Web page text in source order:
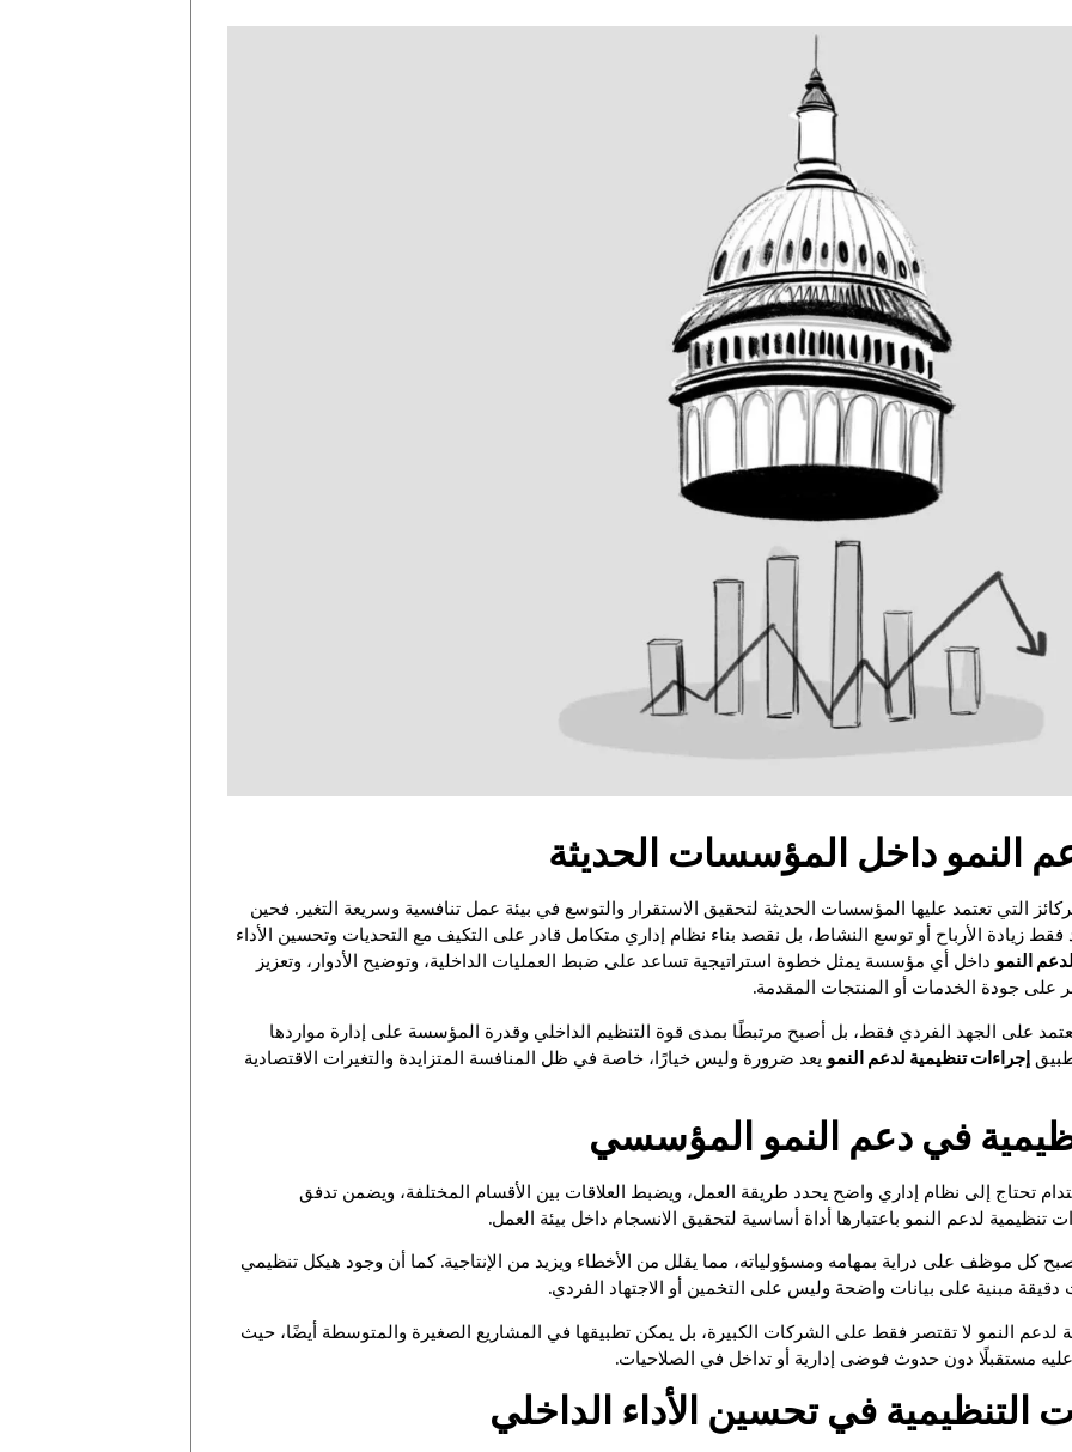
النمو داخل المؤسسات الحديثة
التي تعتمد عليها المؤسسات الحديثة لتحقيق الاستقرار والتوسع في بيئة عمل تنافسية وسريعة التغير. فحين
زيادة الأرباح أو توسع النشاط، بل نقصد بناء نظام إداري متكامل قادر على التكيف مع التحديات وتحسين الأداء
النمو داخل أي مؤسسة يمثل خطوة استراتيجية تساعد على ضبط العمليات الداخلية، وتوضيح الأدوار، وتعزيز
على جودة الخدمات أو المنتجات المقدمة.
على الجهد الفردي فقط، بل أصبح مرتبطًا بمدى قوة التنظيم الداخلي وقدرة المؤسسة على إدارة مواردها
إجراءات تنظيمية لدعم النمو يعد ضرورة وليس خيارًا، خاصة في ظل المنافسة المتزايدة والتغيرات الاقتصادية
في دعم النمو المؤسسي
تحتاج إلى نظام إداري واضح يحدد طريقة العمل، ويضبط العلاقات بين الأقسام المختلفة، ويضمن تدفق
تنظيمية لدعم النمو باعتبارها أداة أساسية لتحقيق الانسجام داخل بيئة العمل.
كل موظف على دراية بمهامه ومسؤولياته، مما يقلل من الأخطاء ويزيد من الإنتاجية. كما أن وجود هيكل تنظيمي
دقيقة مبنية على بيانات واضحة وليس على التخمين أو الاجتهاد الفردي.
لدعم النمو لا تقتصر فقط على الشركات الكبيرة، بل يمكن تطبيقها في المشاريع الصغيرة والمتوسطة أيضًا، حيث
مستقبلًا دون حدوث فوضى إدارية أو تداخل في الصلاحيات.
التنظيمية في تحسين الأداء الداخلي